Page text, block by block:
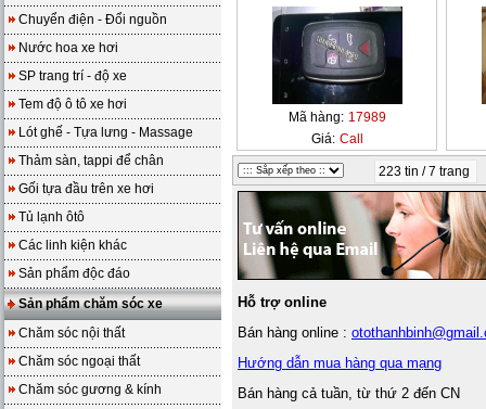
Chuyển điện - Đổi nguồn
Nước hoa xe hơi
SP trang trí - độ xe
Tem độ ô tô xe hơi
Lót ghế - Tựa lưng - Massage
Thảm sàn, tappi để chân
Gối tựa đầu trên xe hơi
Tủ lạnh ôtô
Các linh kiện khác
Sản phẩm độc đáo
Sản phẩm chăm sóc xe
Chăm sóc nội thất
Chăm sóc ngoại thất
Chăm sóc gương & kính
Mã hàng: 17989
Giá: Call
223 tin / 7 trang
Hỗ trợ online
Bán hàng online :
Hướng dẫn mua hàng qua mạng
Bán hàng cả tuần, từ thứ 2 đến CN